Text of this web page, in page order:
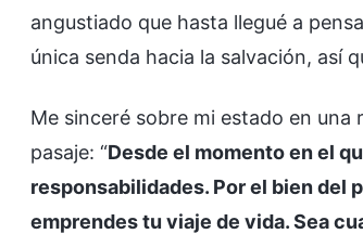
angustiado que hasta llegué a
única senda hacia la salvación, así
Me sinceré sobre mi estado en una
pasaje: “Desde el momento en el
responsabilidades. Por el bien del
emprendes tu viaje de vida. Sea